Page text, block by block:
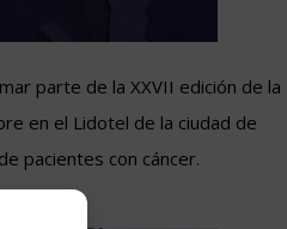
parte de la XXVII edición de la
en el Lidotel de la ciudad de
pacientes con cáncer.